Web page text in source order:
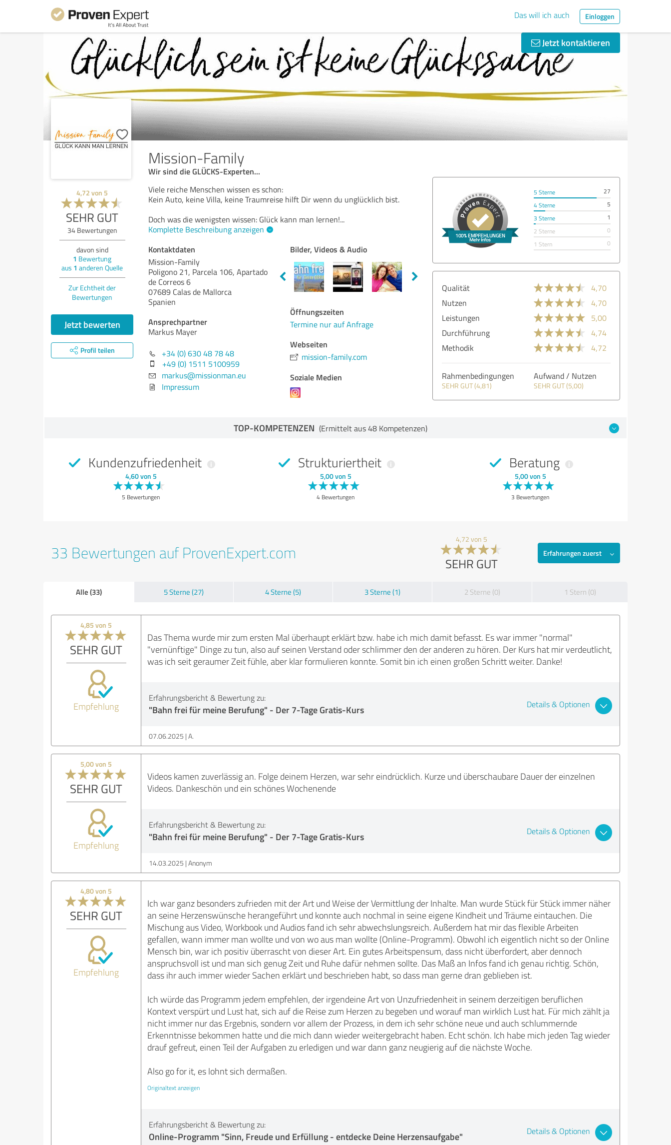
Das will ich auch Einloggen
Jetzt kontaktieren
Mission-Family
Wir sind die GLÜCKS-Experten...
4,72 von 5
SEHR GUT
34Bewertungen
davon sind
1 Bewertung
aus 1 anderen Quelle
Zur Echtheit der
Bewertungen
Jetzt bewerten
Profil teilen
Viele reiche Menschen wissen es schon:
Kein Auto, keine Villa, keine Traumreise hilft Dir wenn du unglücklich bist.
Doch was die wenigsten wissen: Glück kann man lernen!...
Komplette Beschreibung anzeigen
Kontaktdaten
Mission-Family
Poligono 21, Parcela 106, Apartado
de Correos 6
07689 Calas de Mallorca
Spanien
Ansprechpartner
Markus Mayer
+34 (0) 630 48 78 48
+49 (0) 1511 5100959
markus@missionman.eu
Impressum
Bilder, Videos & Audio
Öffnungszeiten
Termine nur auf Anfrage
Webseiten
mission-family.com
Soziale Medien
5 Sterne
27
4 Sterne
5
3 Sterne
1
2 Sterne
0
1 Stern
0
Qualität
4,70
Nutzen
4,70
Leistungen
5,00
Durchführung
4,74
Methodik
4,72
Rahmenbedingungen
SEHR GUT (4,81)
Aufwand / Nutzen
SEHR GUT (5,00)
TOP-KOMPETENZEN (Ermittelt aus 48 Kompetenzen)
Kundenzufriedenheit
4,60 von 5
5 Bewertungen
Strukturiertheit
5,00 von 5
4 Bewertungen
Beratung
5,00 von 5
3 Bewertungen
33 Bewertungen auf ProvenExpert.com
4,72 von 5
SEHR GUT
Erfahrungen zuerst
Alle (33) 5 Sterne (27) 4 Sterne (5) 3 Sterne (1) 2 Sterne (0) 1 Stern (0)
4,85 von 5
SEHR GUT
Empfehlung
Das Thema wurde mir zum ersten Mal überhaupt erklärt bzw. habe ich mich damit befasst. Es war immer "normal"
"vernünftige" Dinge zu tun, also auf seinen Verstand oder schlimmer den der anderen zu hören. Der Kurs hat mir verdeutlicht,
was ich seit geraumer Zeit fühle, aber klar formulieren konnte. Somit bin ich einen großen Schritt weiter. Danke!
Erfahrungsbericht & Bewertung zu:
"Bahn frei für meine Berufung" - Der 7-Tage Gratis-Kurs Details & Optionen
07.06.2025 A.
5,00 von 5
SEHR GUT
Empfehlung
Videos kamen zuverlässig an. Folge deinem Herzen, war sehr eindrücklich. Kurze und überschaubare Dauer der einzelnen
Videos. Dankeschön und ein schönes Wochenende
Erfahrungsbericht & Bewertung zu:
"Bahn frei für meine Berufung" - Der 7-Tage Gratis-Kurs Details & Optionen
14.03.2025 Anonym
4,80 von 5
SEHR GUT
Empfehlung
Ich war ganz besonders zufrieden mit der Art und Weise der Vermittlung der Inhalte. Man wurde Stück für Stück immer näher
an seine Herzenswünsche herangeführt und konnte auch nochmal in seine eigene Kindheit und Träume eintauchen. Die
Mischung aus Video, Workbook und Audios fand ich sehr abwechslungsreich. Außerdem hat mir das flexible Arbeiten
gefallen, wann immer man wollte und von wo aus man wollte (Online-Programm). Obwohl ich eigentlich nicht so der Online
Mensch bin, war ich positiv überrascht von dieser Art. Ein gutes Arbeitspensum, dass nicht überfordert, aber dennoch
anspruchsvoll ist und man sich genug Zeit und Ruhe dafür nehmen sollte. Das Maß an Infos fand ich genau richtig. Schön,
dass ihr auch immer wieder Sachen erklärt und beschrieben habt, so dass man gerne dran geblieben ist.
Ich würde das Programm jedem empfehlen, der irgendeine Art von Unzufriedenheit in seinem derzeitigen beruflichen
Kontext verspürt und Lust hat, sich auf die Reise zum Herzen zu begeben und worauf man wirklich Lust hat. Für mich zählt ja
nicht immer nur das Ergebnis, sondern vor allem der Prozess, in dem ich sehr schöne neue und auch schlummernde
Erkenntnisse bekommen hatte und die mich dann wieder weitergebracht haben. Echt schön. Ich habe mich jeden Tag wieder
drauf gefreut, einen Teil der Aufgaben zu erledigen und war dann ganz neugierig auf die nächste Woche.
Also go for it, es lohnt sich dermaßen.
Originaltext anzeigen
Erfahrungsbericht & Bewertung zu:
Online-Programm "Sinn, Freude und Erfüllung - entdecke Deine Herzensaufgabe" Details & Optionen